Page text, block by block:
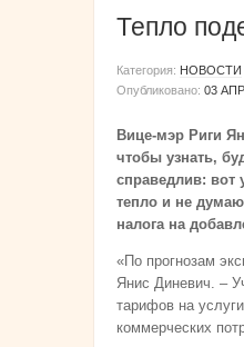
Тепло
Категория: НОВОСТИ
Опубликовано: 03
Вице-мэр Риги
чтобы узнать,
справедлив: вот
тепло и не
налога на
«По прогнозам
Янис Диневич. –
тарифов на
коммерческих